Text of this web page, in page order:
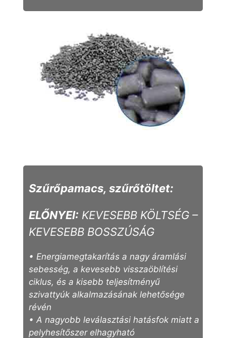
Szűrőpamacs, szűrőtöltet:
ELŐNYEI: KEVESEBB KÖLTSÉG –
KEVESEBB BOSSZÚSÁG
• Energiamegtakarítás a nagy áramlási
sebesség, a kevesebb visszaöblítési
ciklus, és a kisebb teljesítményű
szivattyúk alkalmazásának lehetősége
révén
• A nagyobb leválasztási hatásfok miatt a
pelyhesítőszer elhagyható